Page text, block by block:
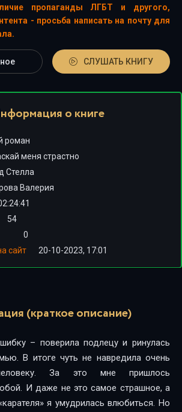
пропаганды ЛГБТ и другого,
- просьба написать на почту для
СЛУШАТЬ КНИГУ
о книге
роман
меня страстно
Стелла
Валерия
54
0
сайт
20-10-2023, 17:01
(краткое описание)
– поверила подлецу и ринулась
В итоге чуть не навредила очень
За это мне пришлось
И даже не это самое страшное, а
я умудрилась влюбиться. Но